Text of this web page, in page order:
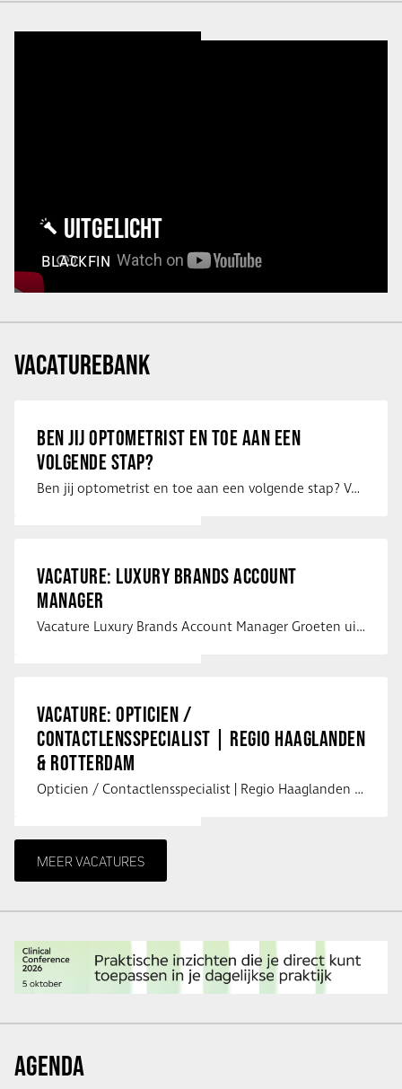
UITGELICHT
BLACKFIN
VACATUREBANK
BEN JIJ OPTOMETRIST EN TOE AAN EEN
VOLGENDE STAP?
Ben jij optometrist en toe aan een volgende stap? Voor een optiekketen is Eye …
VACATURE: LUXURY BRANDS ACCOUNT
MANAGER
Vacature Luxury Brands Account Manager Groeten uit Spanje! Vanaf mijn …
VACATURE: OPTICIEN /
CONTACTLENSSPECIALIST | REGIO HAAGLANDEN
& ROTTERDAM
Opticien / Contactlensspecialist | Regio Haaglanden & Rotterdam Saludos uit …
MEER VACATURES
AGENDA